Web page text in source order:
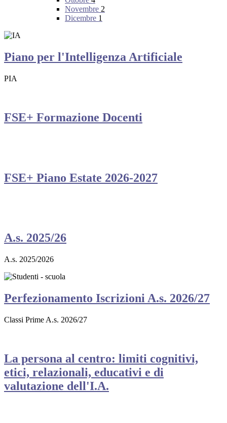
Novembre 2
Dicembre 1
Piano per l'Intelligenza Artificiale
PIA
FSE+ Formazione Docenti
FSE+ Piano Estate 2026-2027
A.s. 2025/26
A.s. 2025/2026
Perfezionamento Iscrizioni A.s. 2026/27
Classi Prime A.s. 2026/27
La persona al centro: limiti cognitivi,
etici, relazionali, educativi e di
valutazione dell'I.A.